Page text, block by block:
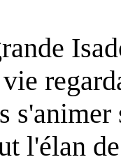
s'animer
l'élan